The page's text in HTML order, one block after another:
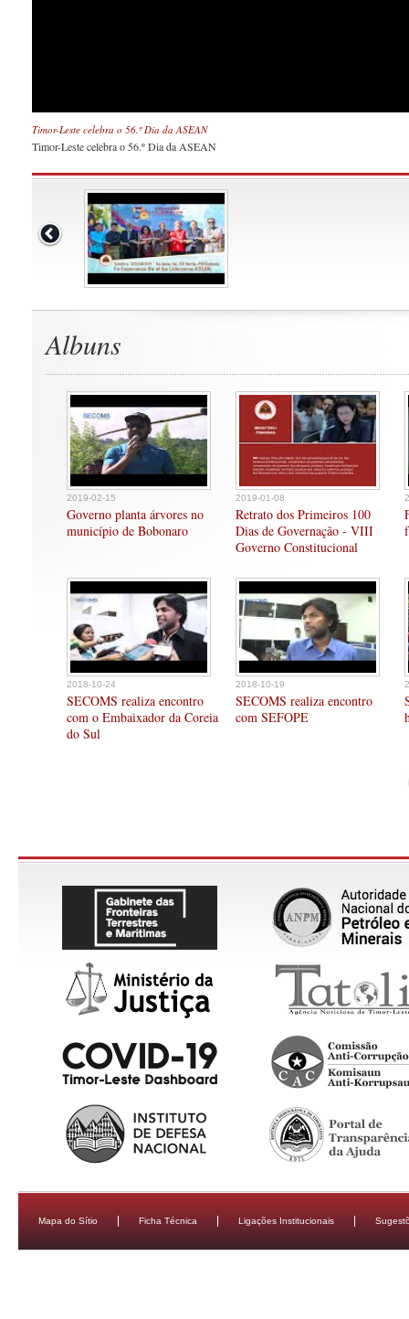
Timor-Leste celebra o 56.º Dia da ASEAN
Timor-Leste celebra o 56.º Dia da ASEAN
Albuns
2019-02-15
Governo planta árvores no
município de Bobonaro
2019-01-08
Retrato dos Primeiros 100
Dias de Governação - VIII
Governo Constitucional
2018-10-24
SECOMS realiza encontro
com o Embaixador da Coreia
do Sul
2018-10-19
SECOMS realiza encontro
com SEFOPE
Mapa do Sítio Ficha Técnica Ligações Institucionais